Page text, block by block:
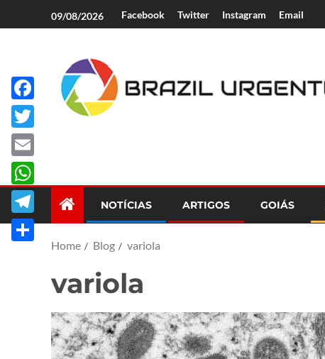
09/08/2026 Facebook Twitter Instagram Email
NOTÍCIAS ARTIGOS GOIÁS
Home Blog variola
variola
Facebook
Twitter
Email
WhatsApp
Telegram